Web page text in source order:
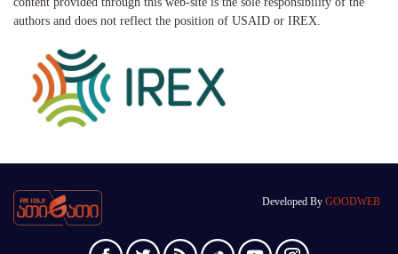
authors and does not reflect the position of USAID or IREX.
Developed By GOODWEB